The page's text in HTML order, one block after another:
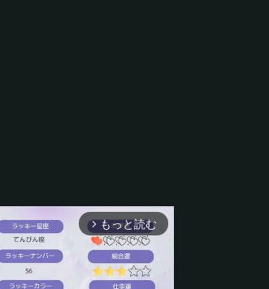
arrow_forward_ios もっと読む